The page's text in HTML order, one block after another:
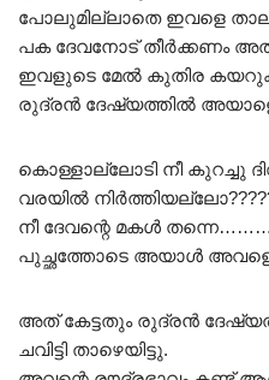
പോലുമില്ലാതെ ഇവളെ
പക ദേവനോട് തീർക്കണം
ഇവളുടെ മേൽ കുതിര
രുദ്രൻ ദേഷ്യത്തിൽ
കൊള്ളാല്ലോടി നീ കുറച്ചു
വരയിൽ
നീ ദേവന്റെ മകൾ
പുച്ഛത്തോടെ അയാൾ അവളെ
അത് കേട്ടതും രുദ്രൻ
ചവിട്ടി താഴെയിട്ടു.